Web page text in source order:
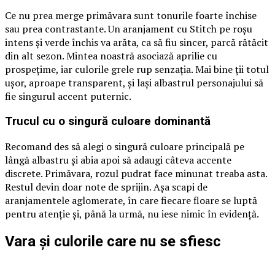
Ce nu prea merge primăvara sunt tonurile foarte închise
sau prea contrastante. Un aranjament cu Stitch pe roșu
intens și verde închis va arăta, ca să fiu sincer, parcă rătăcit
din alt sezon. Mintea noastră asociază aprilie cu
prospețime, iar culorile grele rup senzația. Mai bine ții totul
ușor, aproape transparent, și lași albastrul personajului să
fie singurul accent puternic.
Trucul cu o singură culoare dominantă
Recomand des să alegi o singură culoare principală pe
lângă albastru și abia apoi să adaugi câteva accente
discrete. Primăvara, rozul pudrat face minunat treaba asta.
Restul devin doar note de sprijin. Așa scapi de
aranjamentele aglomerate, în care fiecare floare se luptă
pentru atenție și, până la urmă, nu iese nimic în evidență.
Vara și culorile care nu se sfiesc